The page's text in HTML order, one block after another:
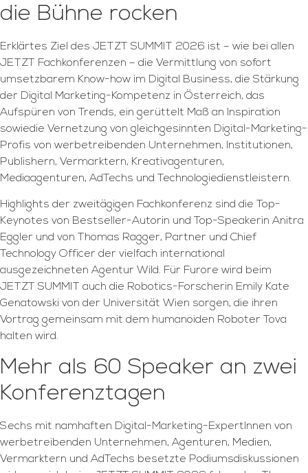
die Bühne rocken
Erklärtes Ziel des JETZT SUMMIT 2026 ist – wie bei allen
JETZT Fachkonferenzen – die Vermittlung von sofort
umsetzbarem Know-how im Digital Business, die Stärkung
der Digital Marketing-Kompetenz in Österreich, das
Aufspüren von Trends, ein gerüttelt Maß an Inspiration
sowiedie Vernetzung von gleichgesinnten Digital-Marketing-
Profis von werbetreibenden Unternehmen, Institutionen,
Publishern, Vermarktern, Kreativagenturen,
Mediaagenturen, AdTechs und Technologiedienstleistern.
Highlights der zweitägigen Fachkonferenz sind die Top-
Keynotes von Bestseller-Autorin und Top-Speakerin Anitra
Eggler und von Thomas Ragger, Partner und Chief
Technology Officer der vielfach international
ausgezeichneten Agentur Wild. Für Furore wird beim
JETZT SUMMIT auch die Robotics-Forscherin Emily Kate
Genatowski von der Universität Wien sorgen, die ihren
Vortrag gemeinsam mit dem humanoiden Roboter Tova
halten wird.
Mehr als 60 Speaker an zwei
Konferenztagen
Sechs mit namhaften Digital-Marketing-ExpertInnen von
werbetreibenden Unternehmen, Agenturen, Medien,
Vermarktern und AdTechs besetzte Podiumsdiskussionen